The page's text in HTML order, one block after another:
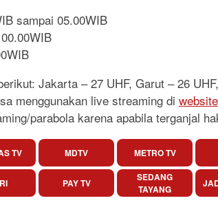
sampai 05.00WIB
Jakarta – 27 UHF, Garut – 26
menggunakan live streaming di
parabola karena apabila terganjal
TV MDTV METRO TV
PAY TV
SEDANG
TAYANG